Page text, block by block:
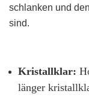
schlanken und
sind.
Kristallklar:
länger